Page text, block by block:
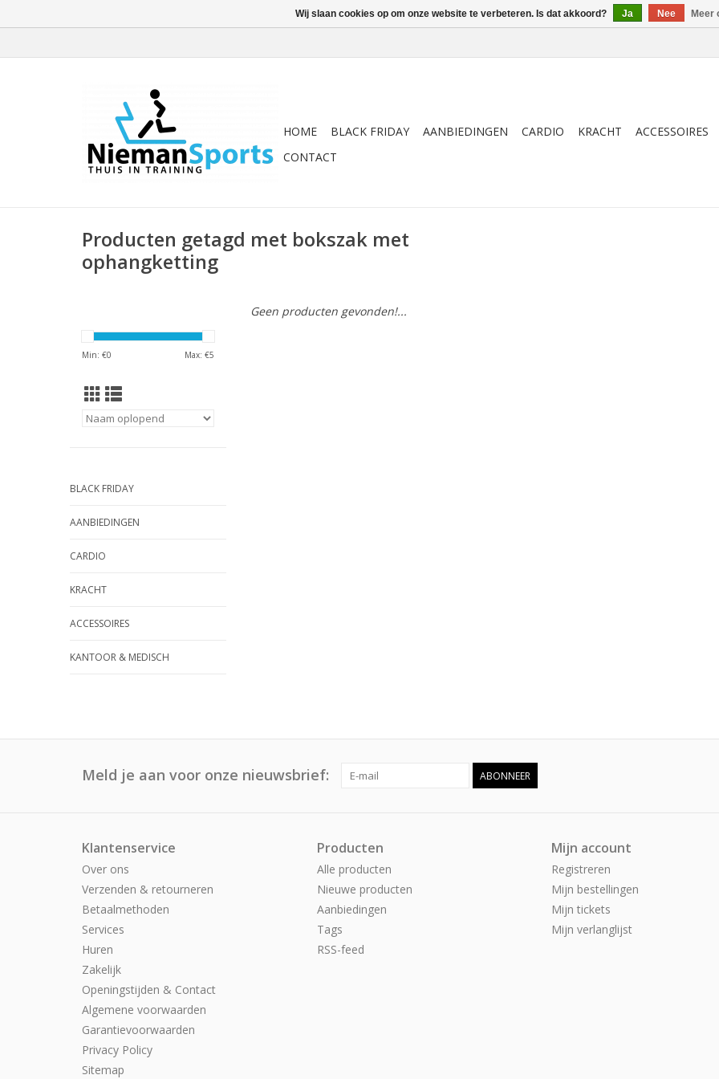
HOME BLACK FRIDAY AANBIEDINGEN CARDIO KRACHT
ACCESSOIRES
CONTACT
Producten getagd met bokszak met
ophangketting
Min: €0 Max: €5
BLACK FRIDAY
AANBIEDINGEN
CARDIO
KRACHT
ACCESSOIRES
KANTOOR & MEDISCH
Geen producten gevonden!...
Meld je aan voor onze nieuwsbrief: ABONNEER
Klantenservice
Over ons
Verzenden & retourneren
Betaalmethoden
Services
Huren
Zakelijk
Openingstijden & Contact
Algemene voorwaarden
Garantievoorwaarden
Privacy Policy
Sitemap
Producten
Alle producten
Nieuwe producten
Aanbiedingen
Tags
RSS-feed
Mijn account
Registreren
Mijn bestellingen
Mijn tickets
Mijn verlanglijst
Wij slaan cookies op om onze website te verbeteren. Is dat akkoord? Ja Nee Meer